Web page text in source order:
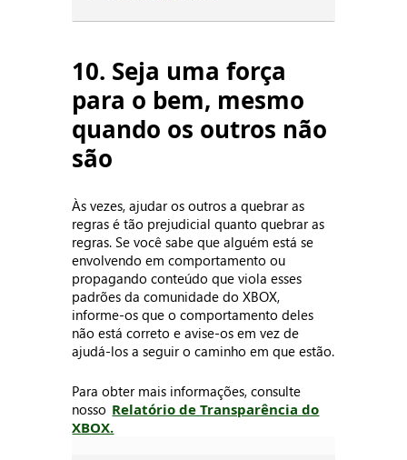
10. Seja uma força
para o bem, mesmo
quando os outros não
são
Às vezes, ajudar os outros a quebrar as
regras é tão prejudicial quanto quebrar as
regras. Se você sabe que alguém está se
envolvendo em comportamento ou
propagando conteúdo que viola esses
padrões da comunidade do XBOX,
informe-os que o comportamento deles
não está correto e avise-os em vez de
ajudá-los a seguir o caminho em que estão.
Para obter mais informações, consulte
nosso Relatório de Transparência do
XBOX.